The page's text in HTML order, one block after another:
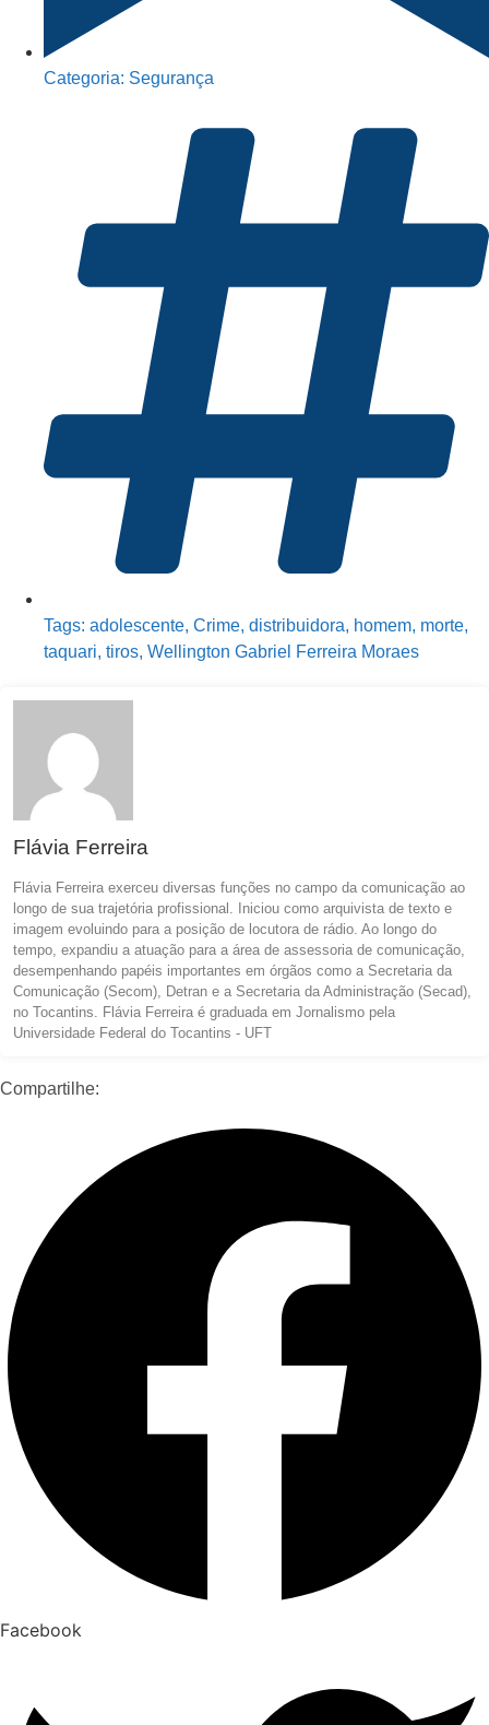
Categoria: Segurança
Tags: adolescente, Crime, distribuidora, homem, morte,
taquari, tiros, Wellington Gabriel Ferreira Moraes
Flávia Ferreira
Flávia Ferreira exerceu diversas funções no campo da comunicação ao
longo de sua trajetória profissional. Iniciou como arquivista de texto e
imagem evoluindo para a posição de locutora de rádio. Ao longo do
tempo, expandiu a atuação para a área de assessoria de comunicação,
desempenhando papéis importantes em órgãos como a Secretaria da
Comunicação (Secom), Detran e a Secretaria da Administração (Secad),
no Tocantins. Flávia Ferreira é graduada em Jornalismo pela
Universidade Federal do Tocantins - UFT
Compartilhe:
Facebook